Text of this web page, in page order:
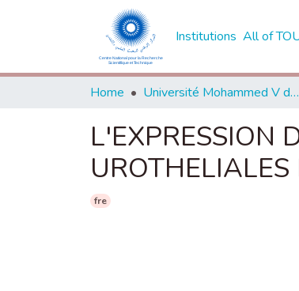
Institutions All of
Home Université Mohammed V de Rabat
L'EXPRESSION
fre